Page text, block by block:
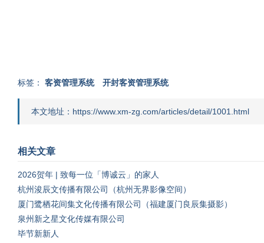
标签： 客资管理系统 开封客资管理系统
本文地址：https://www.xm-zg.com/articles/detail/1001.html
相关文章
2026贺年 | 致每一位「博诚云」的家人
杭州浚辰文传播有限公司（杭州无界影像空间）
厦门鹭栖花间集文化传播有限公司（福建厦门良辰集摄影）
泉州新之星文化传媒有限公司
毕节新新人